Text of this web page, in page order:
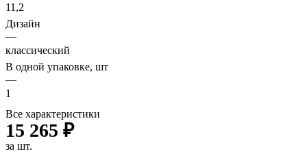
11,2
Дизайн
—
классический
В одной упаковке, шт
—
1
Все характеристики
15 265 ₽
за шт.